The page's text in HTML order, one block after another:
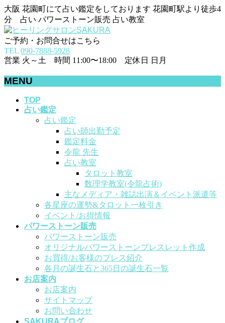
大阪 花園町にて占い鑑定をしております 花園町駅より徒歩4
分 占い パワーストーン販売 占い教室
ご予約・お問合せはこちら
TEL 090-7888-5928
営業 火～土 時間 11:00〜18:00 定休日 日月
MENU
TOP
占い鑑定
占い鑑定
占い師出勤予定
鑑定料金
令龍 先生
占い教室
タロット教室
数理学教室(令龍占術)
主なメディア・雑誌出演＆イベント派遣等
各星座の運勢&タロット一枚引き
イベント/お得情報
パワーストーン販売
パワーストーン販売
オリジナルパワーストーンブレスレット作成
お買得/お客様のブレス紹介
各月の誕生石と365日の誕生石一覧
お店案内
お店案内
サイトマップ
お問い合わせ